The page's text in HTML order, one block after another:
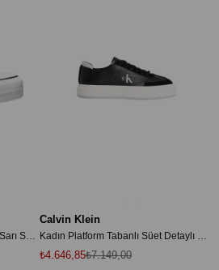
Calvin Klein
₺4.646,85₺7.149,00